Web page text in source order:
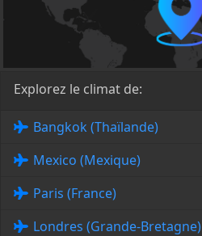
Explorez le climat de:
Bangkok (Thaïlande)
Mexico (Mexique)
Paris (France)
Londres (Grande-Bretagne)